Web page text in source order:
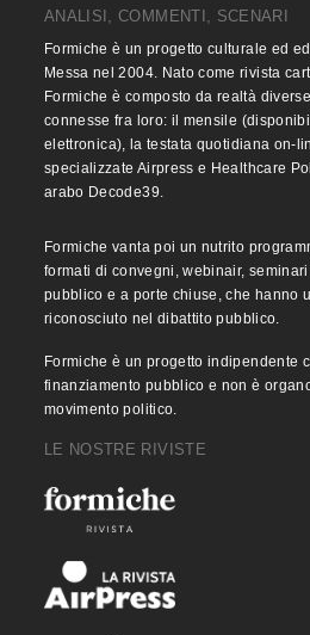
ANALISI, COMMENTI, SCENARI
Formiche è un progetto culturale ed
Messa nel 2004. Nato come rivista
Formiche è composto da realtà
connesse fra loro: il mensile
elettronica), la testata quotidiana on-
specializzate Airpress e Healthcare
arabo Decode39.
Formiche vanta poi un nutrito
formati di convegni, webinair,
pubblico e a porte chiuse, che hanno
riconosciuto nel dibattito pubblico.
Formiche è un progetto indipendente
finanziamento pubblico e non è
movimento politico.
LE NOSTRE RIVISTE